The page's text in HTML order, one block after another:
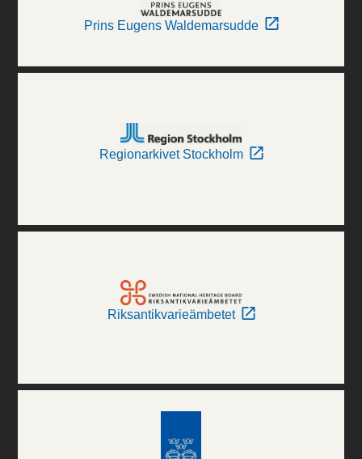
Prins Eugens Waldemarsudde
Regionarkivet Stockholm
Riksantikvarieämbetet